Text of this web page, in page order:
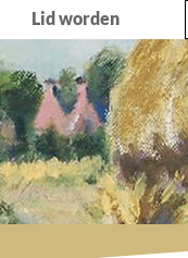
Lid worden